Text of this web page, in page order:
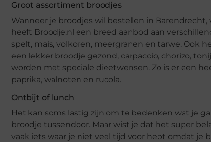
Groot assortiment broodjes
Wanneer je broodjes wil bestellen in
heeft Broodje.nl een breed aanbod aan
spelt, mais, volkoren, meergranen en tarwe. Ook
een lekker broodje gezond, carpaccio, chorizo,
worden met speciale dieetwensen. Zo is er een
paprika, walnoten en rucola.
Ontbijt of lunch
Het kan soms lastig zijn om te bedenken wat je
broodje tussendoor. Maar wist je dat het super
vaak iets waar je niet veel tijd voor hebt omdat je